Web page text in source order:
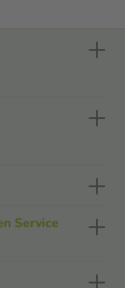
Service